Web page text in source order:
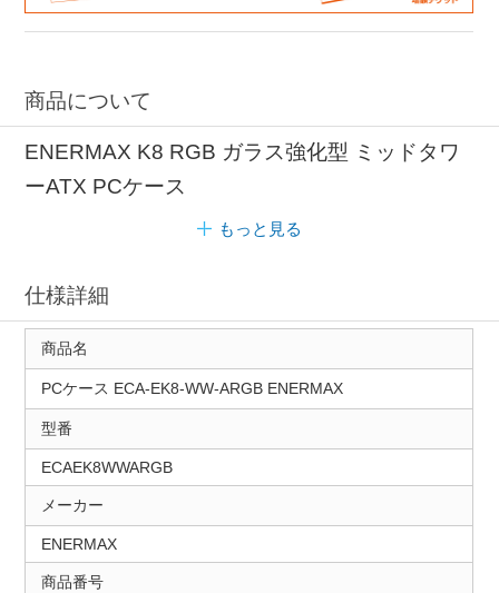
商品について
ENERMAX K8 RGB ガラス強化型 ミッドタワ
ーATX PCケース
もっと見る
仕様詳細
商品名
PCケース ECA-EK8-WW-ARGB ENERMAX
型番
ECAEK8WWARGB
メーカー
ENERMAX
商品番号